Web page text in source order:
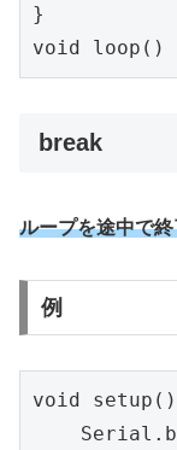
}
void loop()
break
ループを途中で終
例
void